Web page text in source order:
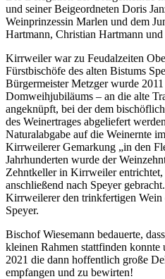
und seiner Beigeordneten Doris
Weinprinzessin Marlen und dem
Hartmann, Christian Hartmann
Kirrweiler war zu Feudalzeiten
Fürstbischöfe des alten Bistums
Bürgermeister Metzger wurde
Domweihjubiläums – an die alte
angeknüpft, bei der dem
des Weinertrages abgeliefert
Naturalabgabe auf die Weinernte
Kirrweilerer Gemarkung „in den
Jahrhunderten wurde der
Zehntkeller in Kirrweiler entrichtet,
anschließend nach Speyer
Kirrweilerer den trinkfertigen Wein
Speyer.
Bischof Wiesemann bedauerte,
kleinen Rahmen stattfinden konnte
2021 die dann hoffentlich große
empfangen und zu bewirten!